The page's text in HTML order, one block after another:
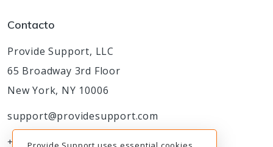
Contacto
Provide Support, LLC
65 Broadway 3rd Floor
New York, NY 10006
support@providesupport.com
+1-888-777-9930